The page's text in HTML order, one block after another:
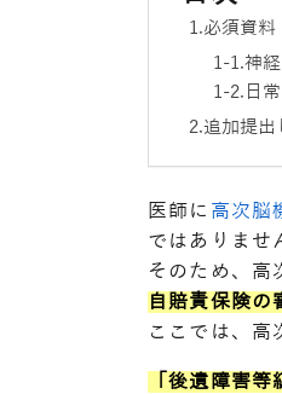
必須資料
神
日
追加提出
医師に 高次脳
ではありませ
そのため、高
自賠責保険の
ここでは、高
「後遺障害